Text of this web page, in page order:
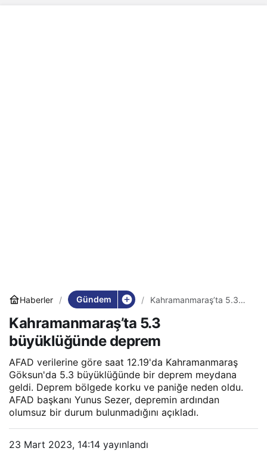
Haberler Gündem
Kahramanmaraş’ta 5.3
Kahramanmaraş’ta 5.3
büyüklüğünde deprem
AFAD verilerine göre saat 12.19'da Kahramanmaraş
Göksun'da 5.3 büyüklüğünde bir deprem meydana
geldi. Deprem bölgede korku ve paniğe neden oldu.
AFAD başkanı Yunus Sezer, depremin ardından
olumsuz bir durum bulunmadığını açıkladı.
23 Mart 2023, 14:14 yayınlandı